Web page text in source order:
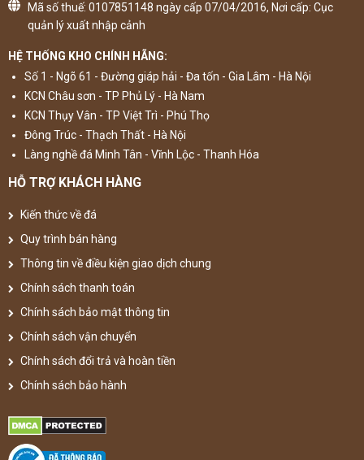
Mã số thuế: 0107851148 ngày cấp 07/04/2016, Nơi cấp: Cục
quản lý xuất nhập cảnh
HỆ THỐNG KHO CHÍNH HÃNG:
Số 1 - Ngõ 61 - Đường giáp hải - Đa tốn - Gia Lâm - Hà Nội
KCN Châu sơn - TP Phủ Lý - Hà Nam
KCN Thụy Vân - TP Việt Trì - Phú Thọ
Đông Trúc - Thạch Thất - Hà Nội
Làng nghề đá Minh Tân - Vĩnh Lộc - Thanh Hóa
HỖ TRỢ KHÁCH HÀNG
Kiến thức về đá
Quy trình bán hàng
Thông tin về điều kiện giao dịch chung
Chính sách thanh toán
Chính sách bảo mật thông tin
Chính sách vận chuyển
Chính sách đổi trả và hoàn tiền
Chính sách bảo hành